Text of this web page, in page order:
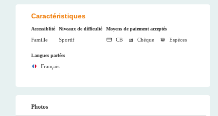
Caractéristiques
Accessiblité
Famille
Niveaux de difficulté
Sportif
Moyens de paiement acceptés
CB Chèque Espèces
Langues parlées
Français
Photos